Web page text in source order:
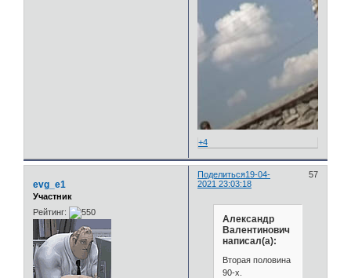
+4
Поделиться 57
19-04-
2021 23:03:18
evg_e1
Участник
Рейтинг:
Александр
Валентинович
написал(а):
Вторая половина
90-х.